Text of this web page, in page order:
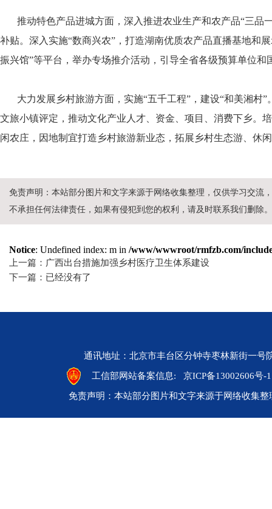
推动特色产品进城方面，深入推进农业生产和农产品“三品
补贴。深入实施“数商兴农”，打造湖南优质农产品直播基地和
振兴馆”等平台，举办专场推介活动，引导全省各级预算单位
大力发展乡村旅游方面，实施“五千工程”，建设“和美湘村”
文旅小镇评定，推动文化产业人才、资金、项目、消费下乡。
闲农庄，因地制宜打造乡村旅游新业态，拓展乡村生态游、休
免责声明：本站部分图片和文字来源于网络收集整理，仅供学习交流
不承担任何法律责任，如果有侵犯到您的权利，请及时联系我们删除。
Notice: Undefined index: m in /www/wwwroot/rmfzb.com/
上一篇：广西出台措施加强乡村医疗卫生体系建设
下一篇：已经没有了
通讯地址：北京市丰台区分钟寺枣林新街一
工信部网站备案信息: 京ICP备13002606号-1
免责声明：本站部分图片和文字来源于网络收集